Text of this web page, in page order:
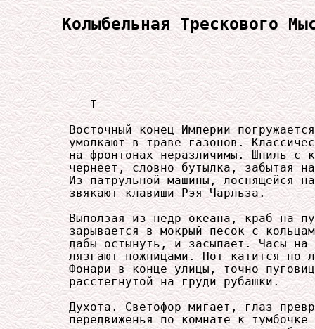
Колыбельная Трескового